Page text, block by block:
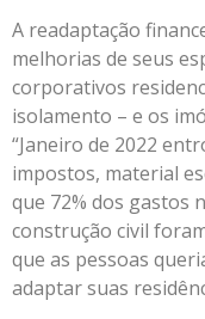
A readaptação
melhorias de seus
corporativos
isolamento – e os
“Janeiro de 2022
impostos, material
que 72% dos gastos
construção civil
que as pessoas
adaptar suas